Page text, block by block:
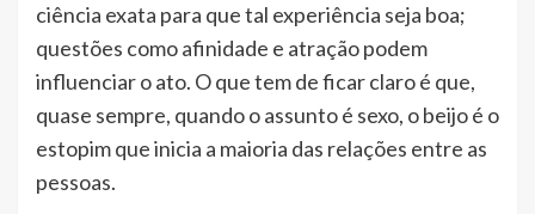
ciência exata para que tal experiência seja boa;
questões como afinidade e atração podem
influenciar o ato. O que tem de ficar claro é que,
quase sempre, quando o assunto é sexo, o beijo é o
estopim que inicia a maioria das relações entre as
pessoas.